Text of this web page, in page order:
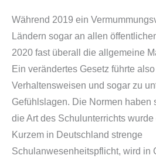
Während 2019 ein
Ländern sogar an allen
2020 fast überall die allgemeine
Ein verändertes Gesetz führte
Verhaltensweisen und sogar zu
Gefühlslagen. Die Normen haben
die Art des Schulunterrichts
Kurzem in Deutschland strenge
Schulanwesenheitspflicht, wird in